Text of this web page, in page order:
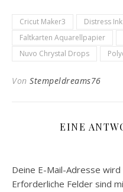
Cricut Maker3 Distress Ink
Faltkarten Aquarellpapier
Nuvo Chrystal Drops
Von Stempeldreams76
EINE
Deine E-Mail-Adresse
Erforderliche Felder sind